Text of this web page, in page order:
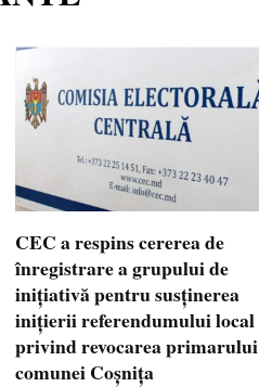
CEC a respins cererea de
înregistrare a grupului de
inițiativă pentru susținerea
inițierii referendumului local
privind revocarea primarului
comunei Coșnița